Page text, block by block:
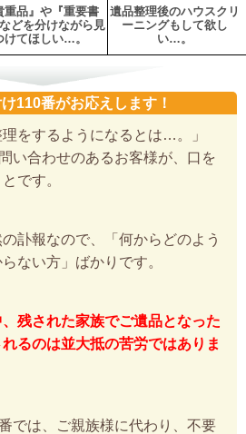
重品』や『重要書
どを分けながら見
けてほしい…。
遺品整理後のハウスクリ
ーニングもして欲し
い…。
110番がお応えします！
理をするようになるとは…。」
い合わせのあるお客様が、口を
です。
訃報なので、「何からどのよう
ない方」ばかりです。
残された家族でご遺品となった
るのは並大抵の苦労ではありま
では、ご親族様に代わり、不要